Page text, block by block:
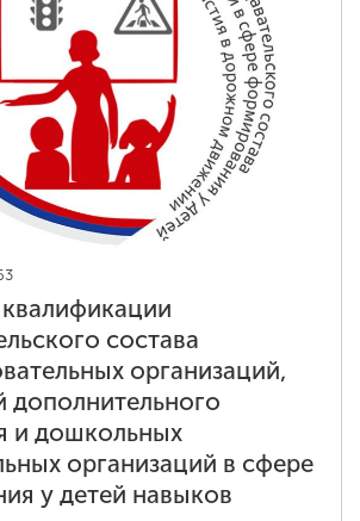
состава
организаций,
дополнительного
и дошкольных
организаций в сфере
у детей навыков